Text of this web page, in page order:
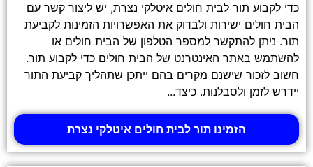
כדי לקבוע תור לבית חולים איטלקי נצרת, יש ליצור קשר עם
הבית חולים ישירות ולבדוק את האפשרויות הזמינות לקביעת
תור. ניתן להתקשר למספר הטלפון של הבית חולים או
להשתמש באתר האינטרנט של הבית חולים כדי לקבוע תור.
חשוב לזכור שישנם מקרים בהם ייתכן שתהליך קביעת התור
יידרש לזמן ולסבלנות. כיצד...
הזמינו תור לבית חולים איטלקי נצרת